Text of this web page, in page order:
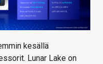
kesällä
Lunar Lake on